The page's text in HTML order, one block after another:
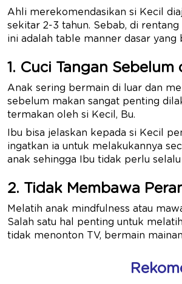
Ahli merekomendasikan si Kecil
sekitar 2-3 tahun. Sebab, di
ini adalah table manner dasar yang
1. Cuci Tangan
Anak sering bermain di luar dan
sebelum makan sangat penting
termakan oleh si Kecil, Bu.
Ibu bisa jelaskan kepada si Kecil
ingatkan ia untuk melakukannya
anak sehingga Ibu tidak perlu
2. Tidak Membawa
Melatih anak mindfulness atau
Salah satu hal penting untuk
tidak menonton TV, bermain